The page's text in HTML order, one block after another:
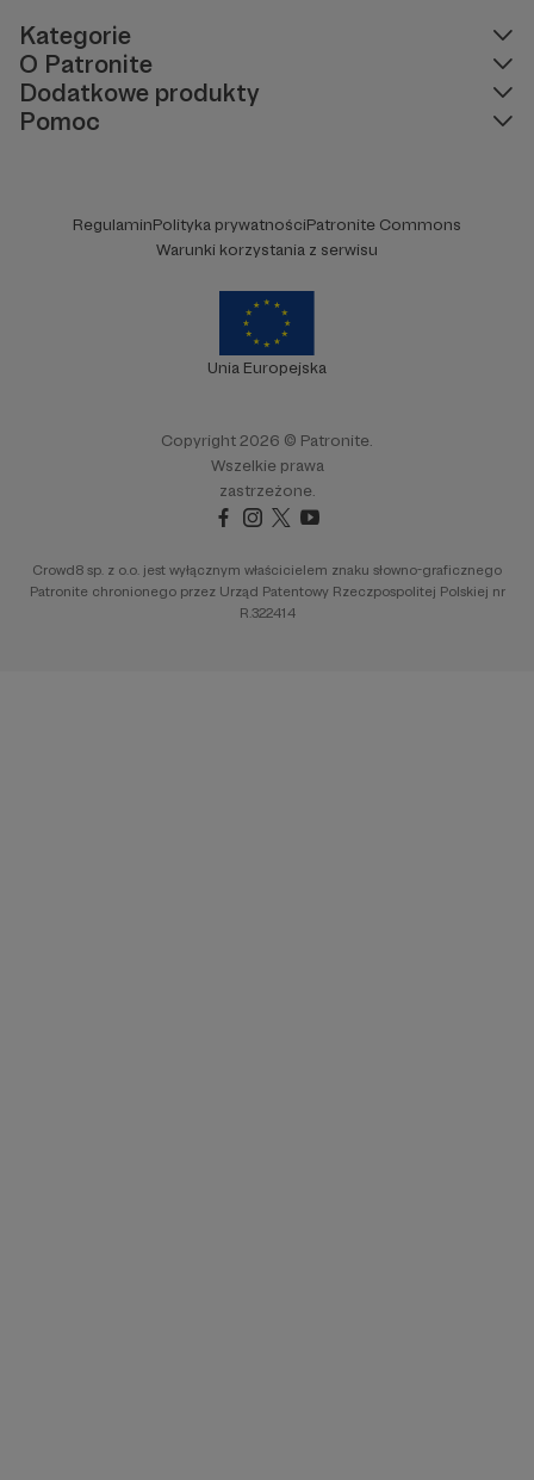
Kategorie
O Patronite
Dodatkowe produkty
Pomoc
RegulaminPolityka prywatnościPatronite Commons
Warunki korzystania z serwisu
Unia Europejska
Copyright 2026 © Patronite.
Wszelkie prawa
zastrzeżone.
Crowd8 sp. z o.o. jest wyłącznym właścicielem znaku słowno-graficznego
Patronite chronionego przez Urząd Patentowy Rzeczpospolitej Polskiej nr
R.322414